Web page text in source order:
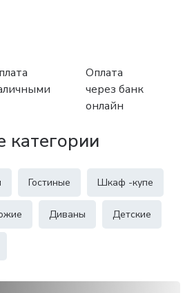
Оплата
через банк
онлайн
категории
Гостиные Шкаф -купе
Диваны Детские